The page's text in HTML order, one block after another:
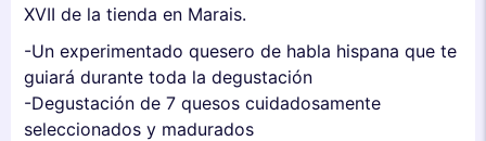
XVII de la tienda en Marais.
-Un experimentado quesero de habla hispana que te
guiará durante toda la degustación
-Degustación de 7 quesos cuidadosamente
seleccionados y madurados